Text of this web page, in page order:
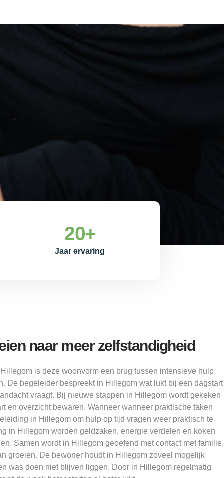
Jaar ervaring
20+
naar meer zelfstandigheid
is deze woonvorm een brug tussen intensieve hulp
De begeleider bespreekt in Hillegom wat lukt bij een dagstart
vraagt. Bij nieuwe stappen in Hillegom wordt gekeken
en overzicht bewaren. Wanneer wanneer praktische taken
in Hillegom om hulp op tijd vragen weer praktisch te
in Hillegom worden geldzaken, energie verdelen en koken
Samen wordt in Hillegom geoefend met contact met familie,
groeien. De bewoner houdt in Hillegom zoveel mogelijk
was doen niet blijven liggen. Door in Hillegom regelmatig